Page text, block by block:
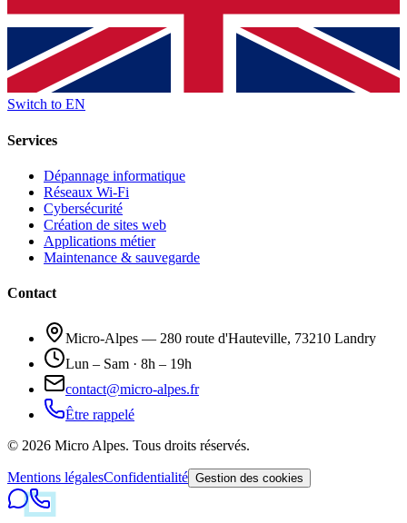
Switch to EN
Services
Dépannage informatique
Réseaux Wi-Fi
Cybersécurité
Création de sites web
Applications métier
Maintenance & sauvegarde
Contact
Micro-Alpes — 280 route d'Hauteville, 73210 Landry
Lun – Sam · 8h – 19h
contact@micro-alpes.fr
Être rappelé
© 2026 Micro Alpes. Tous droits réservés.
Mentions légalesConfidentialité Gestion des cookies